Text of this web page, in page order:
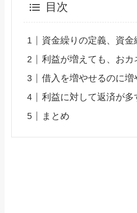
目次
資金繰りの定義、資金
利益が増えても、おカ
借入を増やせるのに増
利益に対して返済が多
まとめ